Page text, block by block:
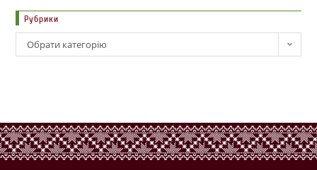
Рубрики
Обрати категорію